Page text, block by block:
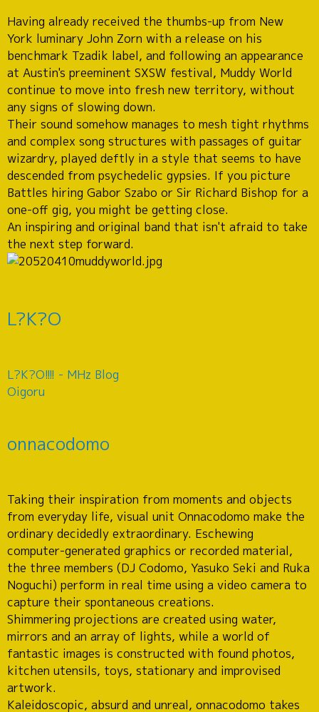
Having already received the thumbs-up from New
York luminary John Zorn with a release on his
benchmark Tzadik label, and following an appearance
at Austin's preeminent SXSW festival, Muddy World
continue to move into fresh new territory, without
any signs of slowing down.
Their sound somehow manages to mesh tight rhythms
and complex song structures with passages of guitar
wizardry, played deftly in a style that seems to have
descended from psychedelic gypsies. If you picture
Battles hiring Gabor Szabo or Sir Richard Bishop for a
one-off gig, you might be getting close.
An inspiring and original band that isn't afraid to take
the next step forward.
L?K?O
L?K?O!!!! - MHz Blog
Oigoru
onnacodomo
Taking their inspiration from moments and objects
from everyday life, visual unit Onnacodomo make the
ordinary decidedly extraordinary. Eschewing
computer-generated graphics or recorded material,
the three members (DJ Codomo, Yasuko Seki and Ruka
Noguchi) perform in real time using a video camera to
capture their spontaneous creations.
Shimmering projections are created using water,
mirrors and an array of lights, while a world of
fantastic images is constructed with found photos,
kitchen utensils, toys, stationary and improvised
artwork.
Kaleidoscopic, absurd and unreal, onnacodomo takes